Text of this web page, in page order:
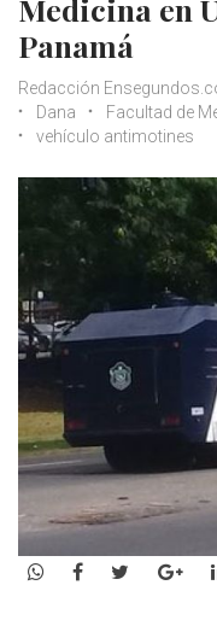
Medicina en
Panamá
Redacción
Dana
Facultad de
vehículo antimotines
WhatsApp
Facebook
Twitter